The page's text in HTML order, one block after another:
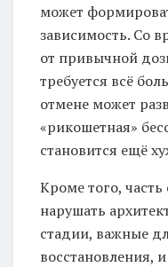
может
зависимость. Со
от привычной
требуется всё
отмене может
«рикошетная»
становится ещё
Кроме того,
нарушать
стадии, важные
восстановления,